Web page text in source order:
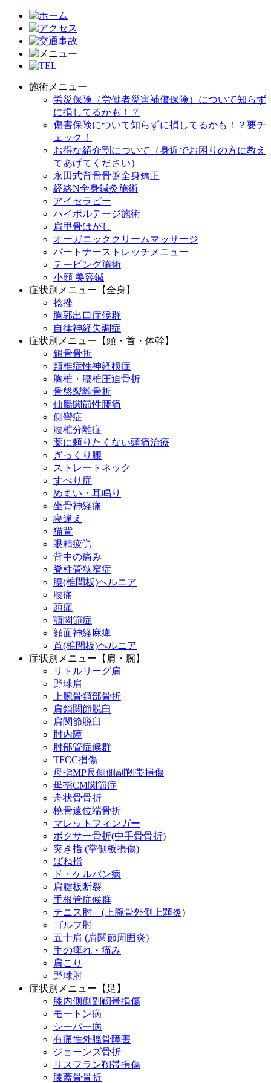
施術メニュー
労災保険（労働者災害補償保険）について知らず
に損してるかも！？
傷害保険について知らずに損してるかも！？要チ
ェック！
お得な紹介割について（身近でお困りの方に教え
てあげてください）
永田式背骨骨盤全身矯正
経絡N全身鍼灸施術
アイセラピー
ハイボルテージ施術
肩甲骨はがし
オーガニッククリームマッサージ
パートナーストレッチメニュー
テーピング施術
小顔 美容鍼
症状別メニュー【全身】
捻挫
胸郭出口症候群
自律神経失調症
症状別メニュー【頭・首・体幹】
鎖骨骨折
頸椎症性神経根症
胸椎・腰椎圧迫骨折
骨盤裂離骨折
仙腸関節性腰痛
側彎症
腰椎分離症
薬に頼りたくない頭痛治療
ぎっくり腰
ストレートネック
すべり症
めまい・耳鳴り
坐骨神経痛
寝違え
猫背
眼精疲労
背中の痛み
脊柱管狭窄症
腰(椎間板)ヘルニア
腰痛
頭痛
顎関節症
顔面神経麻痺
首(椎間板)ヘルニア
症状別メニュー【肩・腕】
リトルリーグ肩
野球肩
上腕骨頚部骨折
肩鎖関節脱臼
肩関節脱臼
肘内障
肘部管症候群
TFCC損傷
母指MP尺側側副靭帯損傷
母指CM関節症
舟状骨骨折
橈骨遠位端骨折
マレットフィンガー
ボクサー骨折(中手骨骨折)
突き指 (掌側板損傷)
ばね指
ド・ケルバン病
肩腱板断裂
手根管症候群
テニス肘 (上腕骨外側上顆炎)
ゴルフ肘
五十肩 (肩関節周囲炎)
手の痺れ・痛み
肩こり
野球肘
症状別メニュー【足】
膝内側側副靭帯損傷
モートン病
シーバー病
有痛性外脛骨障害
ジョーンズ骨折
リスフラン靭帯損傷
膝蓋骨骨折